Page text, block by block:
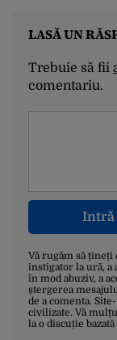
LASĂ UN
Trebuie să fii
comentariu.
Intră
Vă rugăm să
instigator la ură, a
în mod abuziv, a
ștergerea
de a comenta.
civilizate. Vă
la o discuție